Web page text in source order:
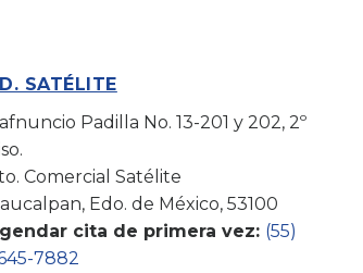
SATÉLITE
Padilla No. 13-201 y 202, 2º
Comercial Satélite
Edo. de México, 53100
cita de primera vez: (55)
7882